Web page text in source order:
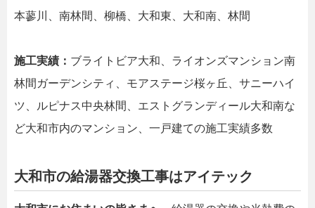
本蓼川、南林間、柳橋、大和東、大和南、林間
施工実績： ブライトビア大和、ライオンズマンション南
林間ガーデンシティ、モアステージ桜ヶ丘、サニーハイ
ツ、ルピナス中央林間、エストグランディール大和南な
ど大和市内のマンション、一戸建ての施工実績多数
大和市の給湯器交換工事はアイテック